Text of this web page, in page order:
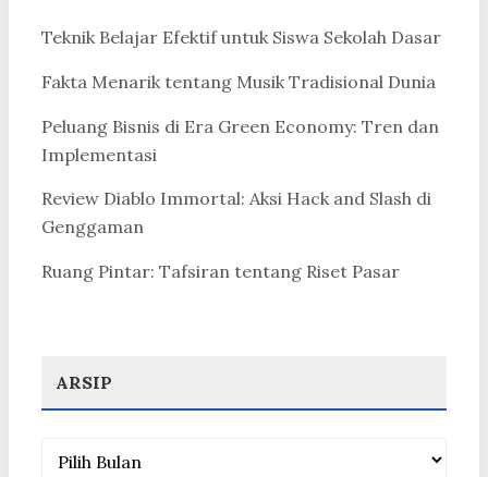
Teknik Belajar Efektif untuk Siswa Sekolah Dasar
Fakta Menarik tentang Musik Tradisional Dunia
Peluang Bisnis di Era Green Economy: Tren dan
Implementasi
Review Diablo Immortal: Aksi Hack and Slash di
Genggaman
Ruang Pintar: Tafsiran tentang Riset Pasar
ARSIP
Arsip